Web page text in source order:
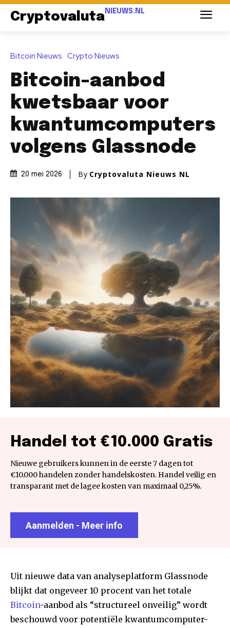
Cryptovaluta NIEUWS.NL
Bitcoin Nieuws Crypto Nieuws
Bitcoin-aanbod
kwetsbaar voor
kwantumcomputers
volgens Glassnode
20 mei 2026 By Cryptovaluta Nieuws NL
Handel tot €10.000 Gratis
Nieuwe gebruikers kunnen in de eerste 7 dagen tot
€10.000 handelen zonder handelskosten. Handel veilig en
transparant met de lagee kosten van maximaal 0,25%.
Aanmelden - Meer info
Uit nieuwe data van analyseplatform Glassnode
blijkt dat ongeveer 10 procent van het totale
Bitcoin-aanbod als “structureel onveilig” wordt
beschouwd voor potentiële kwantumcomputer-